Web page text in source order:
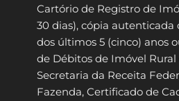
Cartório de Registro de
30 dias), cópia autenticada
dos últimos 5 (cinco) anos
de Débitos de Imóvel
Secretaria da Receita
Fazenda, Certificado de